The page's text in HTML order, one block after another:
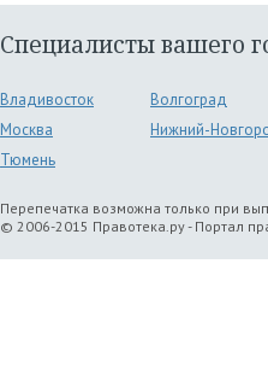
Специалисты вашего
Владивосток
Волгоград
Москва
Нижний-
Тюмень
Перепечатка возможна только при
© 2006-2015 Правотека.ру - Портал